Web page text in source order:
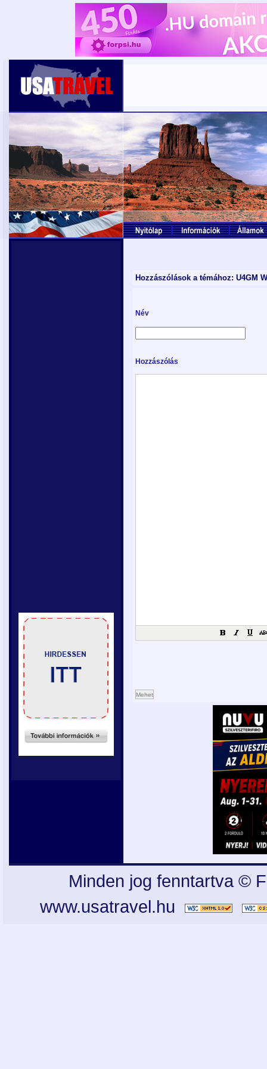
Hozzászólások a témához: U4GM
Név
Hozzászólás
Mehet
Minden jog fenntartva ©
www.usatravel.hu